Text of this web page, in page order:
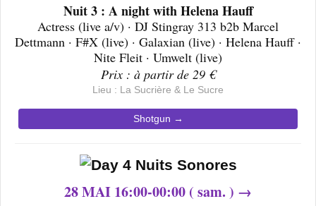
Nuit 3 : A night with Helena Hauff
Actress (live a/v) · DJ Stingray 313 b2b Marcel
Dettmann · F#X (live) · Galaxian (live) · Helena Hauff ·
Nite Fleit · Umwelt (live)
Prix : à partir de 29 €
Lieu : La Sucrière & Le Sucre
Shotgun →
28 MAI 16:00-00:00 ( sam. ) →